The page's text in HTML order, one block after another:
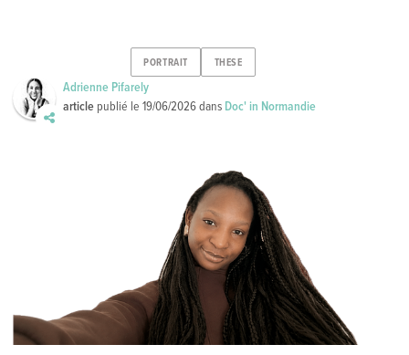
PORTRAIT THESE
Adrienne Pifarely
article publié le19/06/2026dans Doc' in Normandie